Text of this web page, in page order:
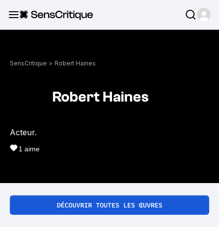
SensCritique > Robert Haines
Robert Haines
Acteur.
1 aime
DÉCOUVRIR TOUTES LES ŒUVRES